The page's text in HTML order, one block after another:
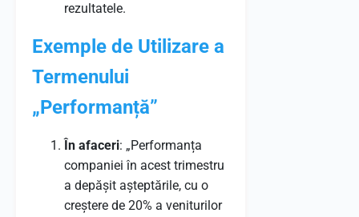
rezultatele.
Exemple de Utilizare a
Termenului
„Performanță”
În afaceri: „Performanța
companiei în acest trimestru
a depășit așteptările, cu o
creștere de 20% a veniturilor